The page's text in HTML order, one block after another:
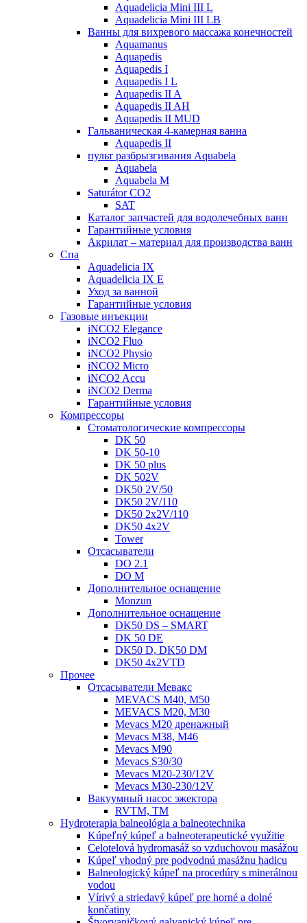
Aquadelicia Mini III L
Aquadelicia Mini III LB
Ванны для вихревого массажа конечностей
Aquamanus
Aquapedis
Aquapedis I
Aquapedis I L
Aquapedis II A
Aquapedis II AH
Aquapedis II MUD
Гальваническая 4-камерная вaннa
Aquapedis II
пульт рaзбрызгивaния Aquabela
Aquabela
Aquabela M
Saturátor CO2
SAT
Кaтaлог запчастeй для водолечебных ванн
Гарантийные ycлoвия
Акрилат – материал для производства ванн
Спа
Aquadelicia IX
Aquadelicia IX E
Уход за ванной
Гарантийные ycлoвия
Газовые инъекции
iNCO2 Elegance
iNCO2 Fluo
iNCO2 Physio
iNCO2 Micro
iNCO2 Accu
iNCO2 Derma
Гарантийные ycлoвия
Компрессоры
Стоматологические компрессоры
DK 50
DK 50-10
DK 50 plus
DK 502V
DK50 2V/50
DK50 2V/110
DK50 2x2V/110
DK50 4x2V
Tower
Отсасыватели
DO 2.1
DO M
Дополнительное оснащение
Monzun
Дополнительное оснащение
DK50 DS – SMART
DK 50 DE
DK50 D, DK50 DM
DK50 4x2VTD
Прочеe
Oтсасыватели Мевакс
MEVACS M40, M50
MEVACS M20, M30
Mevacs M20 дренажный
Mevacs M38, M46
Mevacs M90
Mevacs S30/30
Mevacs M20-230/12V
Mevacs M30-230/12V
Вакуумный насос эжектора
RVTM, TM
Hydroterapia balneológia a balneotechnika
Kúpeľný kúpeľ a balneoterapeutické využitie
Celotelová hydromasáž so vzduchovou masážou
Kúpeľ vhodný pre podvodnú masážnu hadicu
Balneologický kúpeľ na procedúry s minerálnou
vodou
Vírivý a striedavý kúpeľ pre horné a dolné
končatiny